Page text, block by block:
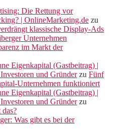
Die Rettung vor
| OnlineMarketing.de zu
klassische Display-Ads
Unternehmen
im Markt der
Eigenkapital (Gastbeitrag) |
und Gründerzu Fünf
Unternehmen funktioniert
Eigenkapital (Gastbeitrag) |
und Gründerzu
das?
Was gibt es bei der